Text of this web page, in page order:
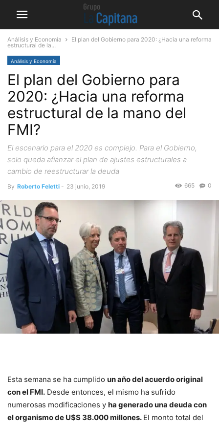
Análisis y Economía
El plan del Gobierno para 2020: ¿Hacia una reforma
estructural de la...
Análisis y Economía
El plan del Gobierno para
2020: ¿Hacia una reforma
estructural de la mano del
FMI?
El escenario para el 2020 es complejo. Para el Gobierno,
solo queda afianzar el plan de ajustes estructurales a
cambio de reestructurar la deuda
By Roberto Feletti - 23 junio, 2019 0
665
Esta semana se ha cumplido un año del acuerdo original
con el FMI. Desde entonces, el mismo ha sufrido
numerosas modificaciones y ha generado una deuda con
el organismo de U$S 38.000 millones. El monto total del